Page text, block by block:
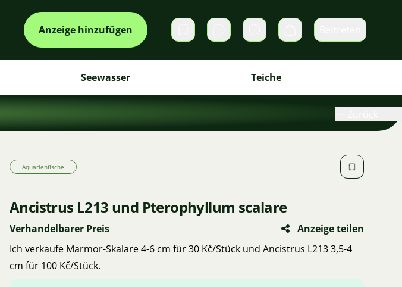
Anzeige hinzufügen DirektnachrichtenWarenkorb
Seewasser Teiche
Aquarienfische
Ancistrus L213 und Pterophyllum scalare
Verhandelbarer Preis
Anzeige teilen
Ich verkaufe Marmor-Skalare 4-6 cm für 30 Kč/Stück und Ancistrus L213 3,5-4
cm für 100 Kč/Stück.